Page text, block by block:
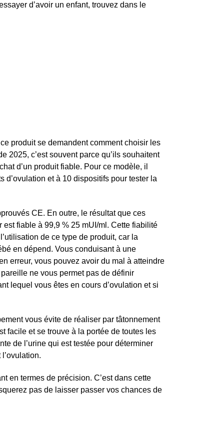
d’avoir un enfant, trouvez dans le
produit se demandent comment choisir les
2025, c’est souvent parce qu’ils souhaitent
d’un produit fiable. Pour ce modèle, il
d’ovulation et à 10 dispositifs pour tester la
CE. En outre, le résultat que ces
est fiable à 99,9 % 25 mUI/ml. Cette fiabilité
de ce type de produit, car la
en dépend. Vous conduisant à une
erreur, vous pouvez avoir du mal à atteindre
pareille ne vous permet pas de définir
lequel vous êtes en cours d’ovulation et si
vous évite de réaliser par tâtonnement
facile et se trouve à la portée de toutes les
de l’urine qui est testée pour déterminer
en termes de précision. C’est dans cette
pas de laisser passer vos chances de